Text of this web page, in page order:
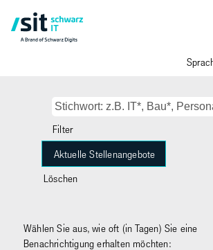
Filter
Löschen
Wählen Sie aus, wie oft (in Tagen) Sie eine
Benachrichtigung erhalten möchten: